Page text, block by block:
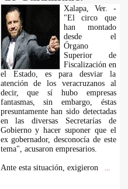
Xalapa, Ver. -
"El circo que
han montado
desde el
Órgano
Superior de
Fiscalización en
el Estado, es para desviar la
atención de los veracruzanos al
decir, que sí hubo empresas
fantasmas, sin embargo, éstas
presuntamente han sido detectadas
en las diversas Secretarías de
Gobierno y hacer suponer que el
ex gobernador, desconocía de este
tema", acusaron empresarios.
Ante esta situación, exigieron